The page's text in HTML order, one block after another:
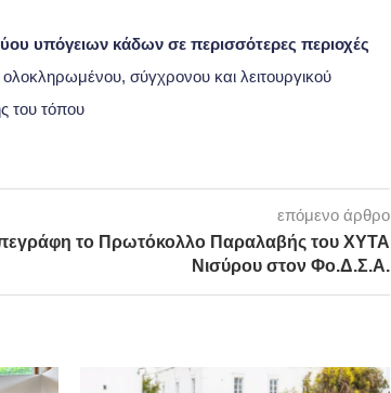
υπόγειων κάδων σε περισσότερες περιοχές
σύγχρονου και λειτουργικού
του τόπου
επόμενο άρθρο
το Πρωτόκολλο Παραλαβής του ΧΥΤΑ
Νισύρου στον Φο.Δ.Σ.Α.